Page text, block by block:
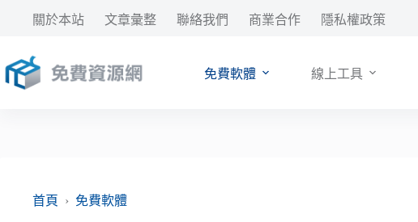
要
內
關於本站 文章彙整 聯絡我們 商業合作 隱私權政策
免費軟體 線上工具
首頁 › 免費軟體